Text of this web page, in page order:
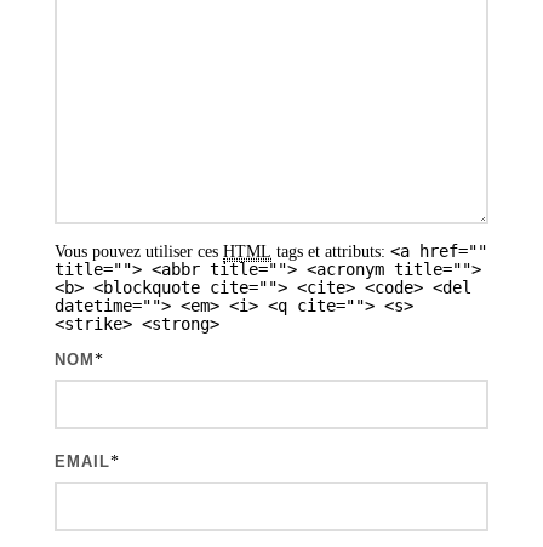
Vous pouvez utiliser ces HTML tags et attributs: <a href=""
title=""> <abbr title=""> <acronym title="">
<b> <blockquote cite=""> <cite> <code> <del
datetime=""> <em> <i> <q cite=""> <s>
<strike> <strong>
NOM *
EMAIL*